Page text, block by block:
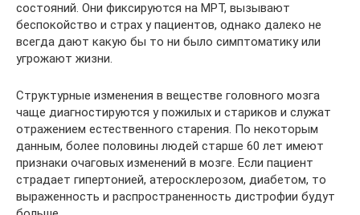
состояний. Они фиксируются на МРТ, вызывают
беспокойство и страх у пациентов, однако далеко не
всегда дают какую бы то ни было симптоматику или
угрожают жизни.
Структурные изменения в веществе головного мозга
чаще диагностируются у пожилых и стариков и служат
отражением естественного старения. По некоторым
данным, более половины людей старше 60 лет имеют
признаки очаговых изменений в мозге. Если пациент
страдает гипертонией, атеросклерозом, диабетом, то
выраженность и распространенность дистрофии будут